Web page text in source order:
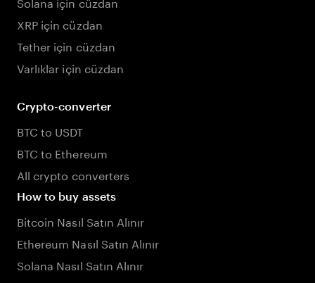
XRP için cüzdan
Tether için cüzdan
Varlıklar için cüzdan
Crypto-converter
BTC to USDT
BTC to Ethereum
All crypto converters
How to buy assets
Bitcoin Nasıl Satın Alınır
Ethereum Nasıl Satın Alınır
Solana Nasıl Satın Alınır